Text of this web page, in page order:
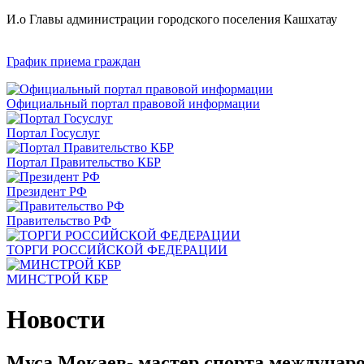
И.о Главы администрации городского поселения Кашхатау
График приема граждан
Официальный портал правовой информации
Портал Госуслуг
Портал Правительство КБР
Президент РФ
Правительство РФ
ТОРГИ РОССИЙСКОЙ ФЕДЕРАЦИИ
МИНСТРОЙ КБР
Новости